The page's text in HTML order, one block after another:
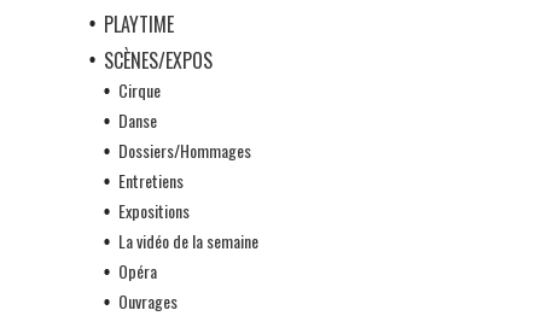
PLAYTIME
SCÈNES/EXPOS
Cirque
Danse
Dossiers/Hommages
Entretiens
Expositions
La vidéo de la semaine
Opéra
Ouvrages